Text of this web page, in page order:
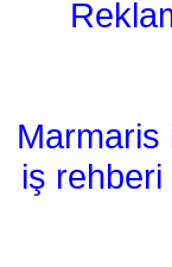
Marmaris
iş rehberi